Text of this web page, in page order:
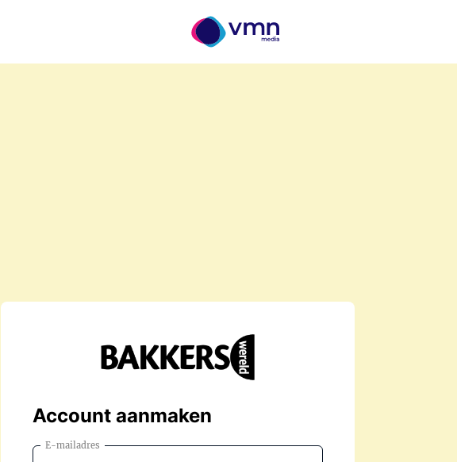
Account aanmaken
E-mailadres